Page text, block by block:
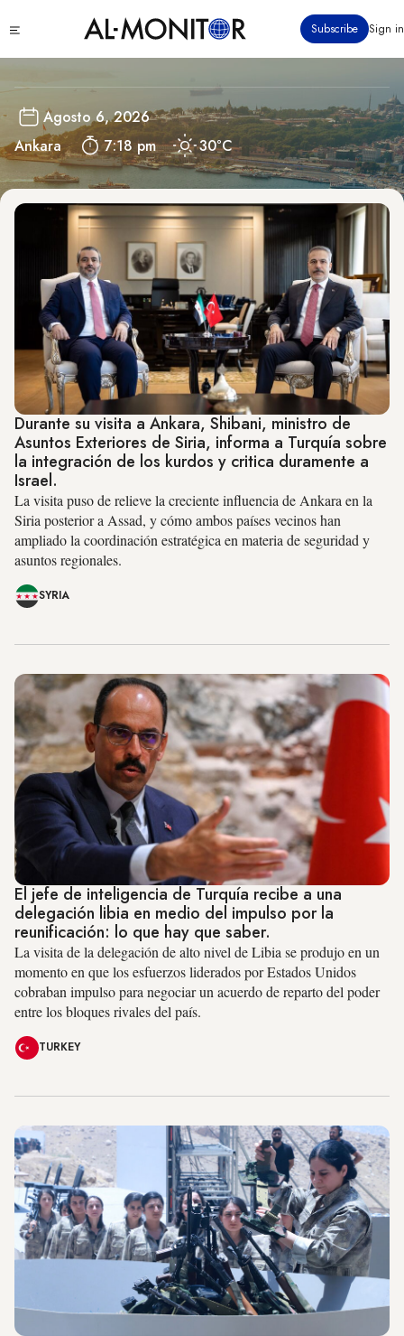
contenido
see
Subscribe Sign in
Turkey
Agosto 6, 2026
Ankara
7:18 pm 30°C
Durante su visita a Ankara, Shibani, ministro de
Asuntos Exteriores de Siria, informa a Turquía sobre
la integración de los kurdos y critica duramente a
Israel.
La visita puso de relieve la creciente influencia de Ankara en la
Siria posterior a Assad, y cómo ambos países vecinos han
ampliado la coordinación estratégica en materia de seguridad y
asuntos regionales.
SYRIA
El jefe de inteligencia de Turquía recibe a una
delegación libia en medio del impulso por la
reunificación: lo que hay que saber.
La visita de la delegación de alto nivel de Libia se produjo en un
momento en que los esfuerzos liderados por Estados Unidos
cobraban impulso para negociar un acuerdo de reparto del poder
entre los bloques rivales del país.
TURKEY